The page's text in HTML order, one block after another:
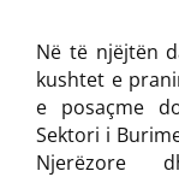
Në të njëjtën
kushtet e
e posaçme
Sektori i
Njerëzore